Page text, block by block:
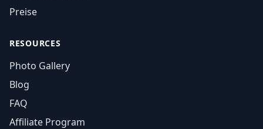
Preise
RESOURCES
Photo Gallery
Blog
FAQ
Affiliate Program